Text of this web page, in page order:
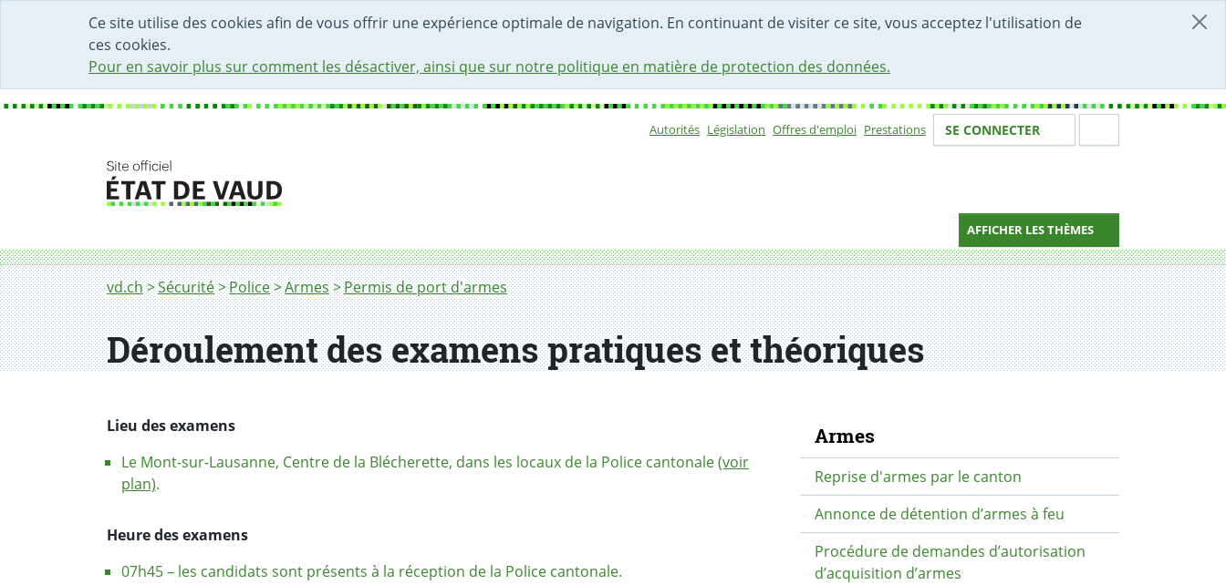
Ce site utilise des cookies afin de vous offrir une expérience optimale de navigation. En continuant de visiter ce site, vous acceptez l'utilisation de
ces cookies.
Pour en savoir plus sur comment les désactiver, ainsi que sur notre politique en matière de protection des données.
DÉBUT DU CONTENU DE LA PAGE
ACCÈS AU CHAMP DE RECHERCHE
PAGE D'ACCUEIL
FORMULAIRE DE CONTACT
Autorités Législation Offres d'emploi Prestations Votre identité
SE CONNECTER
AFFICHER LES THÈMES
Fil d'Ariane
vd.ch Sécurité Police Armes Permis de port d'armes
Déroulement des examens pratiques et théoriques
Déroulement des examens pratiques et théoriques
Lieu des examens
Le Mont-sur-Lausanne, Centre de la Blécherette, dans les locaux de la Police cantonale(voir
plan).
Heure des examens
07h45 – les candidats sont présents à la réception de la Police cantonale.
Navigation secondaire
Armes
Reprise d'armes par le canton
Annonce de détention d’armes à feu
Procédure de demandes d’autorisation
d’acquisition d’armes